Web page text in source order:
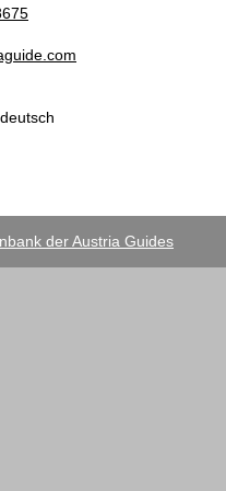
der Austria Guides